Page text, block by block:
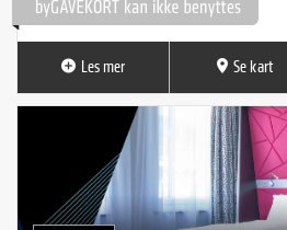
Les mer Se kart